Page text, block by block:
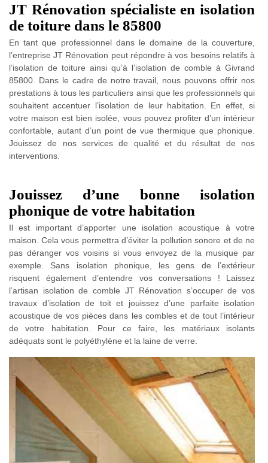
JT Rénovation spécialiste en isolation
de toiture dans le 85800
En tant que professionnel dans le domaine de la couverture,
l’entreprise JT Rénovation peut répondre à vos besoins relatifs à
l’isolation de toiture ainsi qu’à l’isolation de comble à Givrand
85800. Dans le cadre de notre travail, nous pouvons offrir nos
prestations à tous les particuliers ainsi que les professionnels qui
souhaitent accentuer l’isolation de leur habitation. En effet, si
votre maison est bien isolée, vous pouvez profiter d’un intérieur
confortable, autant d’un point de vue thermique que phonique.
Jouissez de nos services de qualité et du résultat de nos
interventions.
Jouissez d’une bonne isolation
phonique de votre habitation
Il est important d’apporter une isolation acoustique à votre
maison. Cela vous permettra d’éviter la pollution sonore et de ne
pas déranger vos voisins si vous envoyez de la musique par
exemple. Sans isolation phonique, les gens de l’extérieur
risquent également d’entendre vos conversations ! Laissez
l’artisan isolation de comble JT Rénovation s’occuper de vos
travaux d’isolation de toit et jouissez d’une parfaite isolation
acoustique de vos pièces dans les combles et de tout l’intérieur
de votre habitation. Pour ce faire, les matériaux isolants
adéquats sont le polyéthylène et la laine de verre.